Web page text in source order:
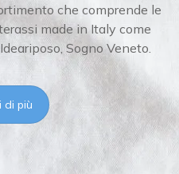
che comprende le
made in Italy come
Sogno Veneto.
di più